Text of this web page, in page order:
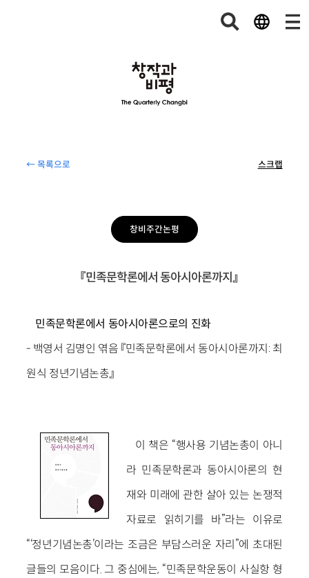
← 목록으로 스크랩
창비주간논평
『민족문학론에서 동아시아론까지』
민족문학론에서 동아시아론으로의 진화
- 백영서 김명인 엮음 『민족문학론에서 동아시아론까지: 최
원식 정년기념논총』
이 책은 “행사용 기념논총이 아니
라 민족문학론과 동아시아론의 현
재와 미래에 관한 살아 있는 논쟁적
자료로 읽히기를 바”라는 이유로
“‘정년기념논총’이라는 조금은 부담스러운 자리”에 초대된
글들의 모음이다. 그 중심에는, “민족문학운동이 사실항 형